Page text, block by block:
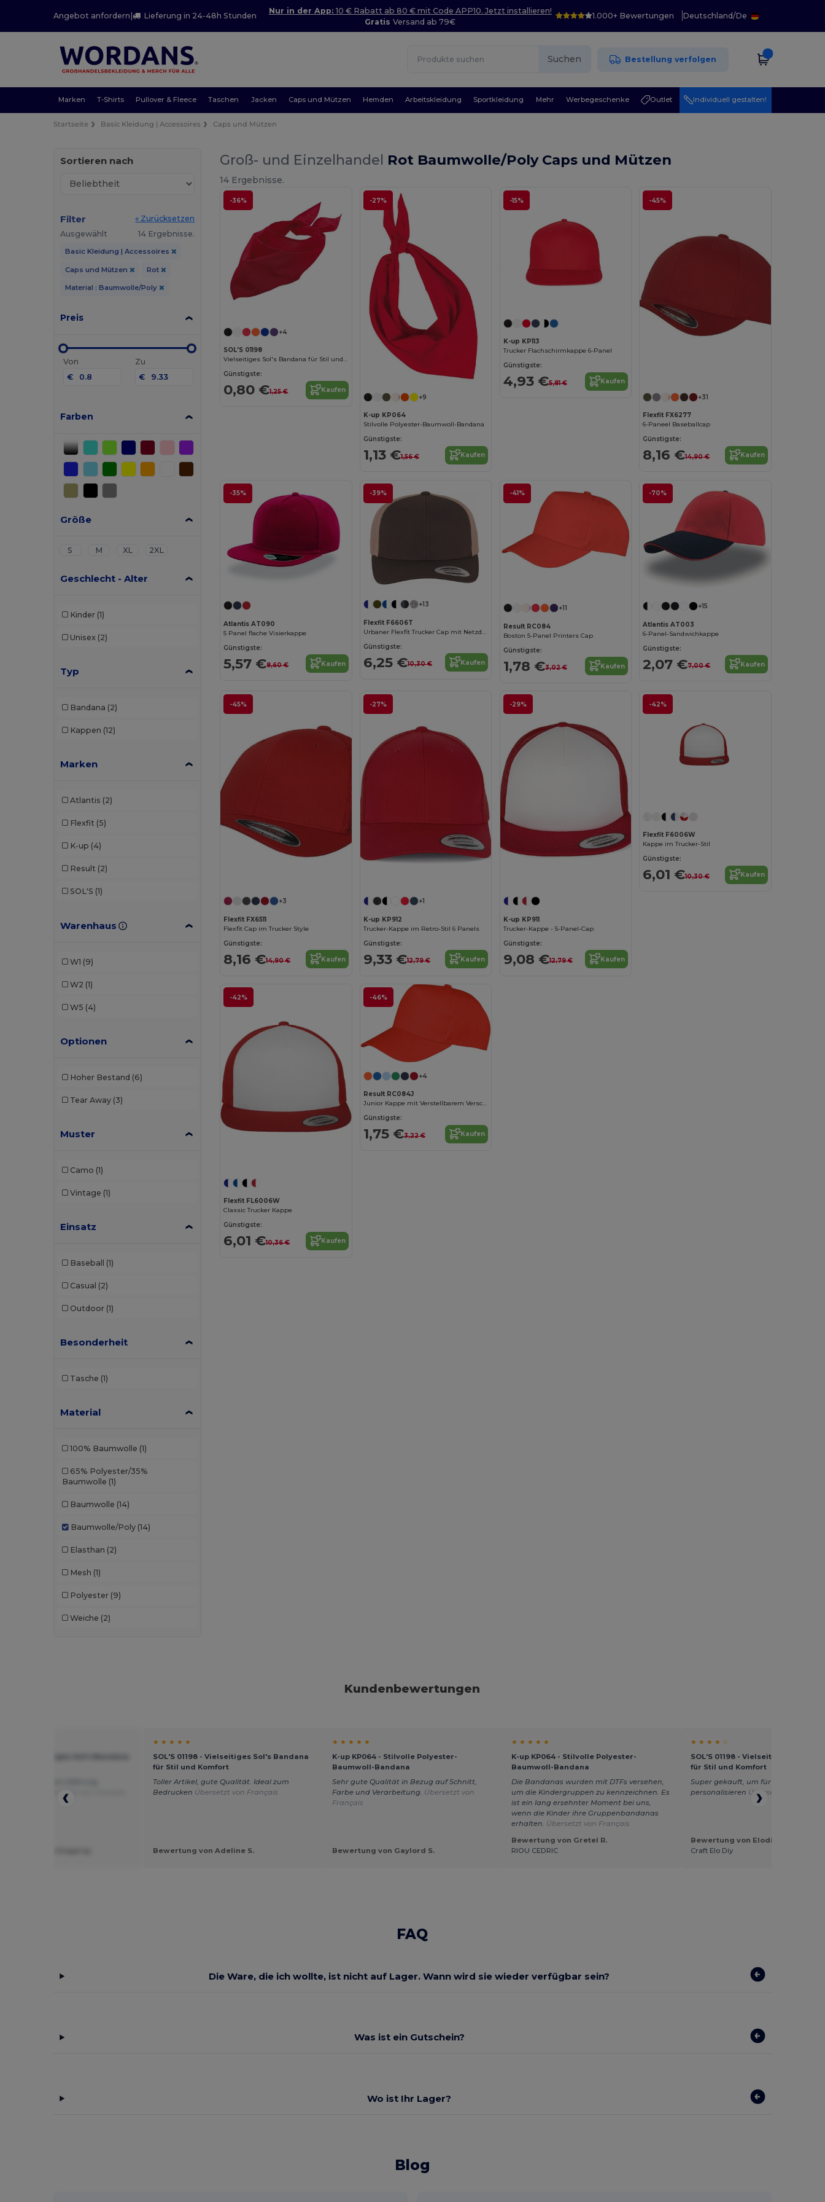
Angebot anfordern | Lieferung in 24-48h Stunden
Nur in der App: 10 € Rabatt ab 80 € mit Code APP10. Jetzt installieren!
GratisVersand ab 79€
1.000+ Bewertungen Deutschland/De
Suchen Bestellung verfolgen
Marken T-Shirts Pullover & Fleece Taschen Jacken Caps und Mützen Hemden Arbeitskleidung Sportkleidung Mehr Werbegeschenke Outlet Individuell gestalten!
Startseite Basic Kleidung | Accessoires Caps und Mützen
Sortieren nach
Filter
« Zurücksetzen
Ausgewählt
14 Ergebnisse.
Basic Kleidung | Accessoires
Caps und Mützen Rot
Material : Baumwolle/Poly
Preis
Von
€
Zu
€
Farben
Größe
S M XL 2XL
Geschlecht - Alter
Kinder (1)
Unisex (2)
Typ
Bandana (2)
Kappen (12)
Marken
Atlantis (2)
Flexfit (5)
K-up (4)
Result (2)
SOL'S (1)
Warenhaus
W1 (9)
W2 (1)
W5 (4)
Optionen
Hoher Bestand (6)
Tear Away (3)
Muster
Camo (1)
Vintage (1)
Einsatz
Baseball (1)
Casual (2)
Outdoor (1)
Besonderheit
Tasche (1)
Material
100% Baumwolle (1)
65% Polyester/35%
Baumwolle (1)
Baumwolle (14)
Baumwolle/Poly (14)
Elasthan (2)
Mesh (1)
Polyester (9)
Weiche (2)
Groß- und Einzelhandel Rot Baumwolle/Poly Caps und Mützen
14 Ergebnisse.
-36%
+4
SOL'S 01198
Vielseitiges Sol's Bandana für Stil und Komfort
Günstigste:
0,80 €1,25 € Kaufen
-27%
+9
K-up KP064
Stilvolle Polyester-Baumwoll-Bandana
Günstigste:
1,13 €1,56 € Kaufen
-15%
K-up KP113
Trucker Flachschirmkappe 6-Panel
Günstigste:
4,93 €5,81 € Kaufen
-45%
+31
Flexfit FX6277
6-Paneel Baseballcap
Günstigste:
8,16 €14,90 € Kaufen
-35%
Atlantis AT090
5 Panel flache Visierkappe
Günstigste:
5,57 €8,60 € Kaufen
-39%
+13
Flexfit F6606T
Urbaner Flexfit Trucker Cap mit Netzdesign
Günstigste:
6,25 €10,30 € Kaufen
-41%
+11
Result RC084
Boston 5-Panel Printers Cap
Günstigste:
1,78 €3,02 € Kaufen
-70%
+15
Atlantis AT003
6-Panel-Sandwichkappe
Günstigste:
2,07 €7,00 € Kaufen
-45%
+3
Flexfit FX6511
Flexfit Cap im Trucker Style
Günstigste:
8,16 €14,90 € Kaufen
-27%
+1
K-up KP912
Trucker-Kappe im Retro-Stil 6 Panels
Günstigste:
9,33 €12,79 € Kaufen
-29%
K-up KP911
Trucker-Kappe - 5-Panel-Cap
Günstigste:
9,08 €12,79 € Kaufen
-42%
Flexfit F6006W
Kappe im Trucker-Stil
Günstigste:
6,01 €10,30 € Kaufen
-42%
Flexfit FL6006W
Classic Trucker Kappe
Günstigste:
6,01 €10,36 € Kaufen
-46%
+4
Result RC084J
Junior Kappe mit Verstellbarem Verschluss
Günstigste:
1,75 €3,22 € Kaufen
Kundenbewertungen
Übersetzt von Français
★ ★ ★ ★ ★
SOL'S 01198 - Vielseitiges Sol's Bandana
für Stil und Komfort
Toller Artikel, gute Qualität. Ideal zum
Bedrucken Übersetzt von Français
Bewertung von Adeline S.
★ ★ ★ ★ ★
K-up KP064 - Stilvolle Polyester-
Baumwoll-Bandana
Sehr gute Qualität in Bezug auf Schnitt,
Farbe und Verarbeitung. Übersetzt von
Français
Bewertung von Gaylord S.
★ ★ ★ ★ ★
K-up KP064 - Stilvolle Polyester-
Baumwoll-Bandana
Die Bandanas wurden mit DTFs versehen,
um die Kindergruppen zu kennzeichnen. Es
ist ein lang ersehnter Moment bei uns,
wenn die Kinder ihre Gruppenbandanas
erhalten. Übersetzt von Français
Bewertung von Gretel R.
RIOU CEDRIC
★ ★ ★ ★ ☆
SOL'S 01198 - Vielseitiges Sol's
für Stil und Komfort
Super gekauft, um für ein Festival zu
personalisieren Übersetzt von
Bewertung von Elodie S.
Craft Elo Diy
FAQ
Die Ware, die ich wollte, ist nicht auf Lager. Wann wird sie wieder verfügbar sein?
Was ist ein Gutschein?
Wo ist Ihr Lager?
Blog
Du hast 10€